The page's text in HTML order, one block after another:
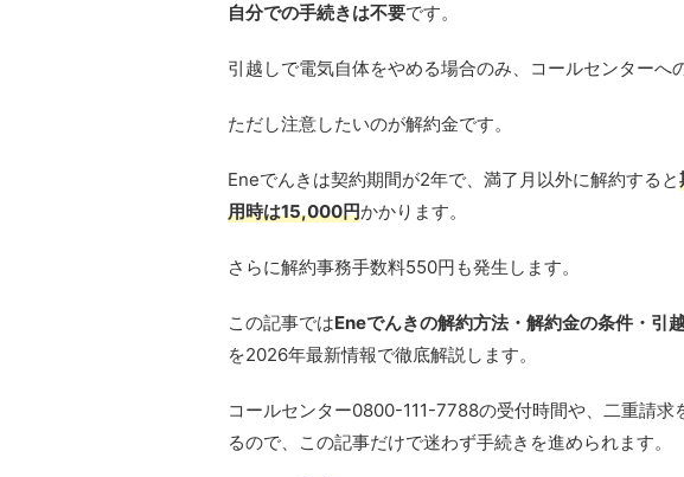
自分での手続きは不要です。
引越しで電気自体をやめる場合のみ、コールセンターへ
ただし注意したいのが解約金です。
Eneでんきは契約期間が2年で、満了月以外に解約すると
用時は15,000円かかります。
さらに解約事務手数料550円も発生します。
この記事ではEneでんきの解約方法・解約金の条件・引
を2026年最新情報で徹底解説します。
コールセンター0800-111-7788の受付時間や、二重請求
るので、この記事だけで迷わず手続きを進められます。